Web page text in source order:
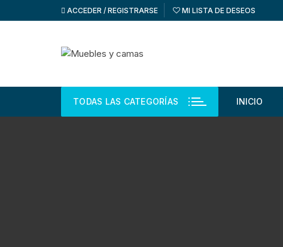
al
ACCEDER / REGISTRARSE MI LISTA DE DESEOS
TODAS LAS CATEGORÍAS INICIO